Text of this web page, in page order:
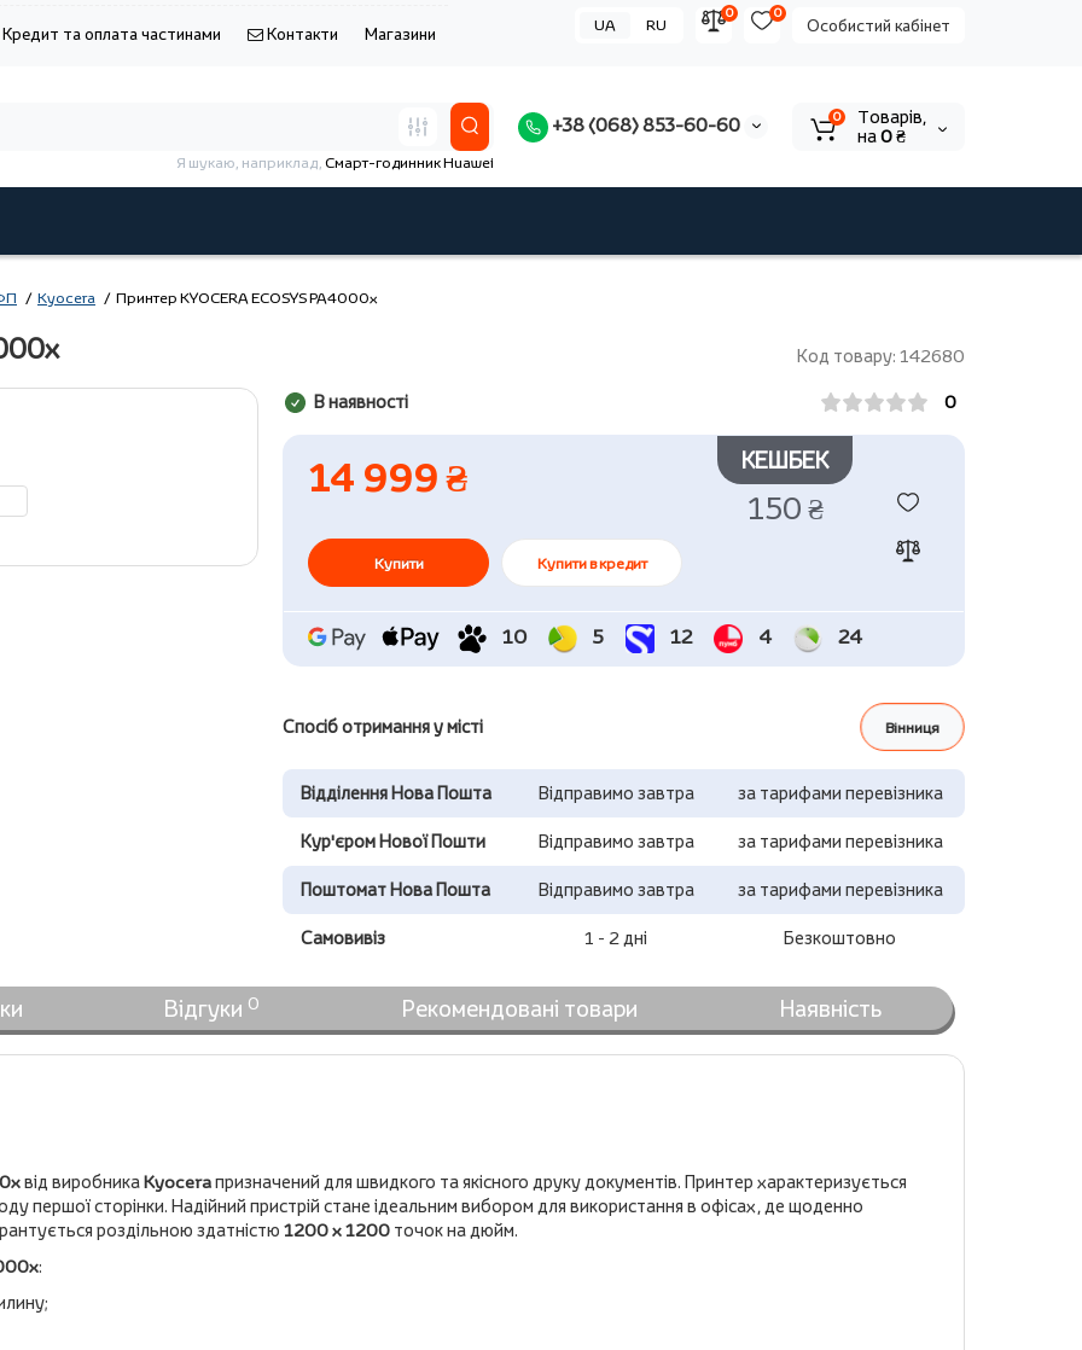
Кредит та оплата частинами Контакти Магазини Особистий кабінет
0
0
UA RU
+38 (068) 853-60-60
Я шукаю, наприклад,Смарт-годинник Huawei
0
Tоварів,
на0 ₴
Kyocera Принтер KYOCERA ECOSYS PA4000x
Код товару: 142680
В наявності 0
14 999 ₴ КЕШБЕК
150 ₴
Купити Купити в кредит
10 5 12 4 24
Спосіб отримання у місті Вінниця
Відділення Нова Пошта Відправимо завтра за тарифами перевізника
Кур'єром Нової Пошти Відправимо завтра за тарифами перевізника
Поштомат Нова Пошта Відправимо завтра за тарифами перевізника
Самовивіз 1 - 2 дні Безкоштовно
Відгуки 0 Рекомендовані товари Наявність
від виробникаKyoceraпризначений для швидкого та якісного друку документів. Принтер характеризується
першої сторінки. Надійний пристрій стане ідеальним вибором для використання в офісах, де щоденно
роздільною здатністю 1200 x 1200 точок на дюйм.
: